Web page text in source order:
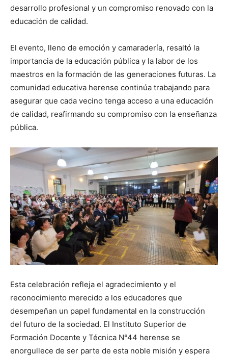
desarrollo profesional y un compromiso renovado con la
educación de calidad.
El evento, lleno de emoción y camaradería, resaltó la
importancia de la educación pública y la labor de los
maestros en la formación de las generaciones futuras. La
comunidad educativa herense continúa trabajando para
asegurar que cada vecino tenga acceso a una educación
de calidad, reafirmando su compromiso con la enseñanza
pública.
Esta celebración refleja el agradecimiento y el
reconocimiento merecido a los educadores que
desempeñan un papel fundamental en la construcción
del futuro de la sociedad. El Instituto Superior de
Formación Docente y Técnica N°44 herense se
enorgullece de ser parte de esta noble misión y espera